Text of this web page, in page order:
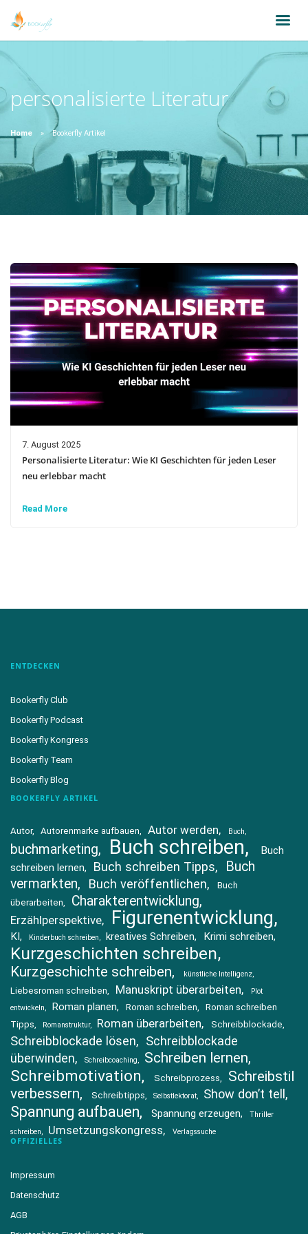
personalisierte Literatur
Home Bookerfly Artikel
7. August 2025
Personalisierte Literatur: Wie KI Geschichten für jeden Leser
neu erlebbar macht
Read More
ENTDECKEN
Bookerfly Club
Bookerfly Podcast
Bookerfly Kongress
Bookerfly Team
Bookerfly Blog
BOOKERFLY ARTIKEL
Autor Autorenmarke aufbauen Autor werden Buch
buchmarketing Buch schreiben
Buch
schreiben lernen
Buch schreiben Tipps
Buch
vermarkten
Buch veröffentlichen
Buch
überarbeiten
Charakterentwicklung
Erzählperspektive Figurenentwicklung
KI Kinderbuch schreiben kreatives Schreiben Krimi schreiben
Kurzgeschichten schreiben
Kurzgeschichte schreiben künstliche Intelligenz
Liebesroman schreiben Manuskript überarbeiten
Plot
entwickeln
Roman planen Roman schreiben
Roman schreiben
Tipps
Romanstruktur Roman überarbeiten Schreibblockade
Schreibblockade lösen
Schreibblockade
überwinden
Schreibcoaching Schreiben lernen
Schreibmotivation Schreibprozess
Schreibstil
verbessern
Schreibtipps Selbstlektorat Show don’t tell
Spannung aufbauen Spannung erzeugen
Thriller
schreiben
Umsetzungskongress Verlagssuche
OFFIZIELLES
Impressum
Datenschutz
AGB